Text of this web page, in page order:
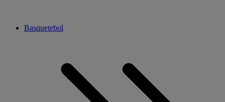
Basquetebol